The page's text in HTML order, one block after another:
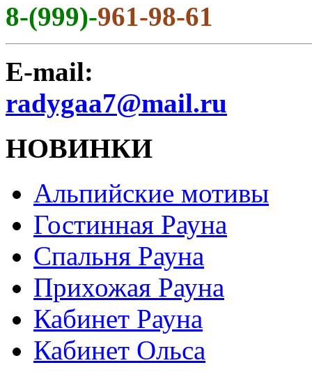
8-(999)-961-98-61
E-mail:
radygaa7@mail.ru
НОВИНКИ
Альпийские мотивы
Гостинная Рауна
Спальня Рауна
Прихожая Рауна
Кабинет Рауна
Кабинет Ольса